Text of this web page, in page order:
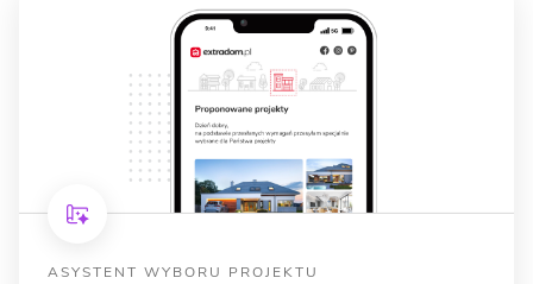
ASYSTENT WYBORU PROJEKTU